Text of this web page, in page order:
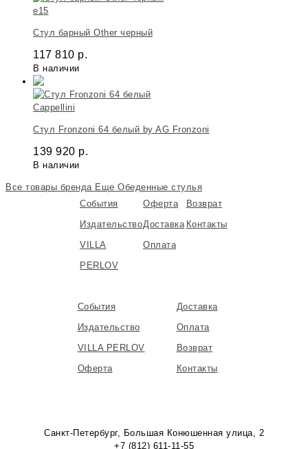
e15
Стул барный Other черный
117 810 р.
В наличии
Cappellini
Стул Fronzoni 64 белый by AG Fronzoni
139 920 р.
В наличии
Все товары бренда Еще Обеденные стулья
События
Издательство
VILLA
PERLOV
Оферта
Доставка
Оплата
Возврат
Контакты
События
Издательство
VILLA PERLOV
Оферта
Доставка
Оплата
Возврат
Контакты
Санкт-Петербург, Большая Конюшенная улица, 2
+7 (812) 611-11-55